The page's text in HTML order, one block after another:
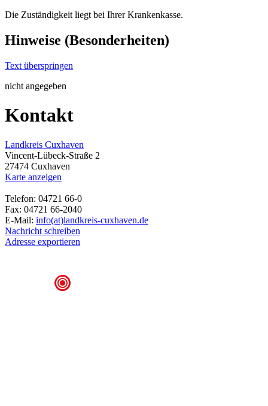
Die Zuständigkeit liegt bei Ihrer Krankenkasse.
Hinweise (Besonderheiten)
Text überspringen
nicht angegeben
Kontakt
Landkreis Cuxhaven
Vincent-Lübeck-Straße 2
27474 Cuxhaven
Karte anzeigen
Telefon: 04721 66-0
Fax: 04721 66-2040
E-Mail: info(at)landkreis-cuxhaven.de
Nachricht schreiben
Adresse exportieren